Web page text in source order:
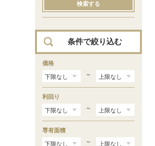
検索する
条件で絞り込む
価格
～
利回り
～
専有面積
～